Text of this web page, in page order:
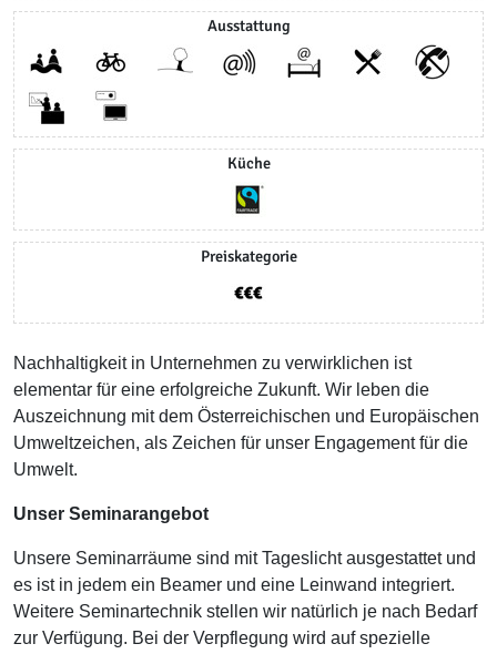
Ausstattung
Küche
Preiskategorie
Nachhaltigkeit in Unternehmen zu verwirklichen ist
elementar für eine erfolgreiche Zukunft. Wir leben die
Auszeichnung mit dem Österreichischen und Europäischen
Umweltzeichen, als Zeichen für unser Engagement für die
Umwelt.
Unser Seminarangebot
Unsere Seminarräume sind mit Tageslicht ausgestattet und
es ist in jedem ein Beamer und eine Leinwand integriert.
Weitere Seminartechnik stellen wir natürlich je nach Bedarf
zur Verfügung. Bei der Verpflegung wird auf spezielle